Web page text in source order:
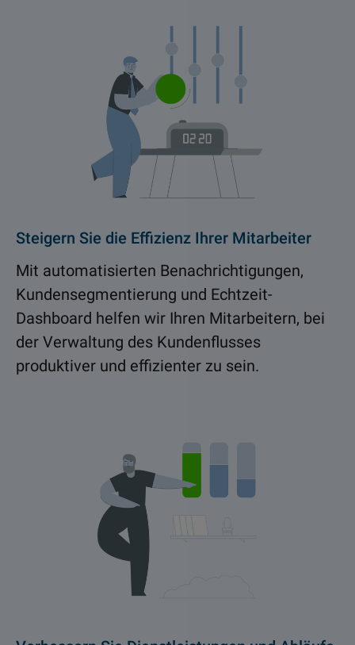
Steigern Sie die Effizienz Ihrer Mitarbeiter
Mit automatisierten Benachrichtigungen,
Kundensegmentierung und Echtzeit-
Dashboard helfen wir Ihren Mitarbeitern, bei
der Verwaltung des Kundenflusses
produktiver und effizienter zu sein.